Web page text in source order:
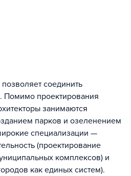
соединить
Помимо проектирования
занимаются
парков и озеленением
специализации —
(проектирование
комплексов) и
как единых систем).